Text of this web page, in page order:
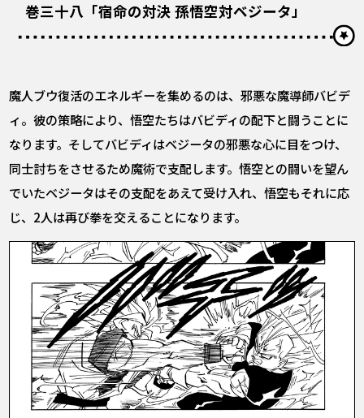
巻三十八「宿命の対決 孫悟空対ベジータ」
魔人ブウ復活のエネルギーを集めるのは、邪悪な魔導師バビデ
ィ。彼の策略により、悟空たちはバビディの配下と闘うことに
なります。そしてバビディはベジータの邪悪な心に目をつけ、
同士討ちをさせるため魔術で支配します。悟空との闘いを望ん
でいたベジータはその支配をあえて受け入れ、悟空もそれに応
じ、2人は再び拳を交えることになります。